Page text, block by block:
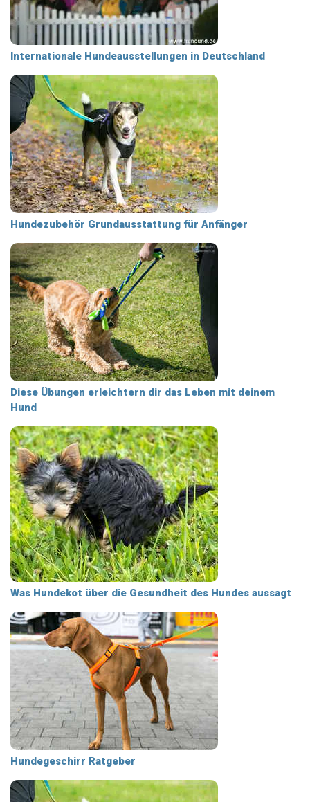
Internationale Hundeausstellungen in Deutschland
Hundezubehör Grundausstattung für Anfänger
Diese Übungen erleichtern dir das Leben mit deinem
Hund
Was Hundekot über die Gesundheit des Hundes aussagt
Hundegeschirr Ratgeber